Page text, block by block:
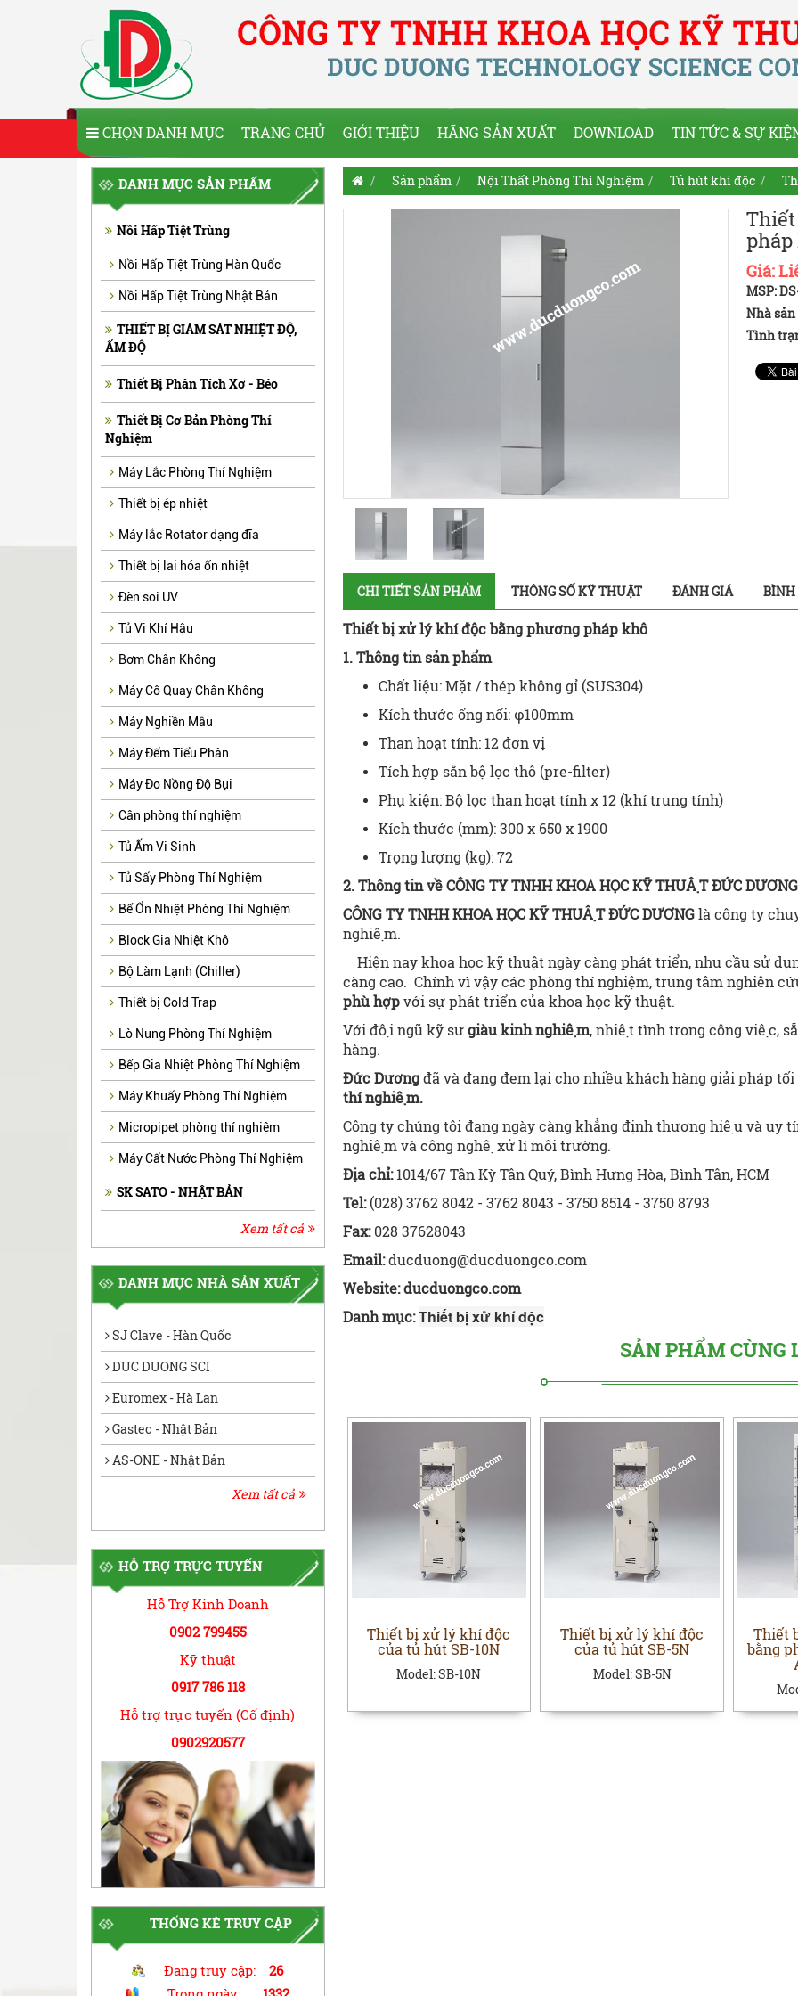
CHỌN DANH MỤC TRANG CHỦ GIỚI THIỆU HÃNG SẢN XUẤT DOWNLOAD TIN TỨC & SỰ
DANH MỤC SẢN PHẨM
Nồi Hấp Tiệt Trùng
Nồi Hấp Tiệt Trùng Hàn Quốc
Nồi Hấp Tiệt Trùng Nhật Bản
THIẾT BỊ GIÁM SÁT NHIỆT ĐỘ,
ẨM ĐỘ
Thiết Bị Phân Tích Xơ - Béo
Thiết Bị Cơ Bản Phòng Thí
Nghiệm
Máy Lắc Phòng Thí Nghiệm
Thiết bị ép nhiệt
Máy lắc Rotator dạng đĩa
Thiết bị lai hóa ổn nhiệt
Đèn soi UV
Tủ Vi Khí Hậu
Bơm Chân Không
Máy Cô Quay Chân Không
Máy Nghiền Mẫu
Máy Đếm Tiểu Phân
Máy Đo Nồng Độ Bụi
Cân phòng thí nghiệm
Tủ Ấm Vi Sinh
Tủ Sấy Phòng Thí Nghiệm
Bể Ổn Nhiệt Phòng Thí Nghiệm
Block Gia Nhiệt Khô
Bộ Làm Lạnh (Chiller)
Thiết bị Cold Trap
Lò Nung Phòng Thí Nghiệm
Bếp Gia Nhiệt Phòng Thí Nghiệm
Máy Khuấy Phòng Thí Nghiệm
Micropipet phòng thí nghiệm
Máy Cất Nước Phòng Thí Nghiệm
SK SATO - NHẬT BẢN
Xem tất cả
DANH MỤC NHÀ SẢN XUẤT
SJ Clave - Hàn Quốc
DUC DUONG SCI
Euromex - Hà Lan
Gastec - Nhật Bản
AS-ONE - Nhật Bản
Xem tất cả
HỖ TRỢ TRỰC TUYẾN
Hỗ Trợ Kinh Doanh
0902 799455
Kỹ thuật
0917 786 118
Hỗ trợ trực tuyến (Cố định)
0902920577
THỐNG KÊ TRUY CẬP
Đang truy cập:
26
Sản phẩm Nội Thất Phòng Thí Nghiệm Tủ hút khí độc
Giá:
MSP:
Nhà
Tình
CHI TIẾT SẢN PHẨM THÔNG SỐ KỸ THUẬT ĐÁNH GIÁ BÌNH
Thiết bị xử lý khí độc bằng phương pháp khô
1. Thông tin sản phẩm
Chất liệu: Mặt / thép không gỉ (SUS304)
Kích thước ống nối: φ100mm
Than hoạt tính: 12 đơn vị
Tích hợp sẵn bộ lọc thô (pre-filter)
Phụ kiện: Bộ lọc than hoạt tính x 12 (khí trung tính)
Kích thước (mm): 300 x 650 x 1900
Trọng lượng (kg): 72
2. Thông tin về CÔNG TY TNHH KHOA HỌC KỸ THUẬT ĐỨC DƯƠNG
CÔNG TY TNHH KHOA HỌC KỸ THUẬTĐỨC DƯƠNGlà công ty
nghiệm.
Hiện nay khoa học kỹ thuật ngày càng phát triển, nhu cầu sử
càng cao. Chính vì vậy các phòng thí nghiệm, trung tâm nghiên
phù hợpvới sự phát triển của khoa học kỹ thuật.
Với đội ngũ kỹ sưgiàu kinh nghiệm, nhiệt tình trong công việc,
hàng.
Đức Dươngđã và đang đem lại cho nhiều khách hàng giải pháp
thí nghiệm.
Công ty chúng tôi đang ngày càng khẳng định thương hiệu và uy
nghiệm và công nghệ xử lí môi trường.
Địa chỉ:1014/67 Tân Kỳ Tân Quý, Bình Hưng Hòa, Bình Tân, HCM
Tel:(028) 3762 8042 - 3762 8043 - 3750 8514 - 3750 8793
Fax:028 37628043
Email:ducduong@ducduongco.com
Website:ducduongco.com
Danh mục:Thiết bị xử khí độc
SẢN PHẨM CÙNG
Thiết bị xử lý khí độc
của tủ hút SB-10N
Model:SB-10N
Thiết bị xử lý khí độc
của tủ hút SB-5N
Model:SB-5N
Thiết
bằng